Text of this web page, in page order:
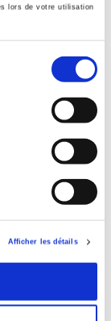
lors de votre utilisation
Afficher les détails